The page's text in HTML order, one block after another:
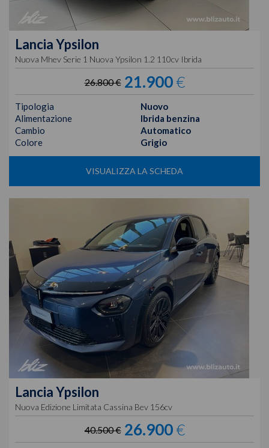
LanciaYpsilon
Nuova Mhev Serie 1 Nuova Ypsilon 1.2 110cv Ibrida
26.800 € 21.900€
Tipologia
Nuovo
Alimentazione
Ibrida benzina
Cambio
Automatico
Colore
Grigio
VISUALIZZA LA SCHEDA
LanciaYpsilon
Nuova Edizione Limitata Cassina Bev 156cv
40.500 € 26.900€